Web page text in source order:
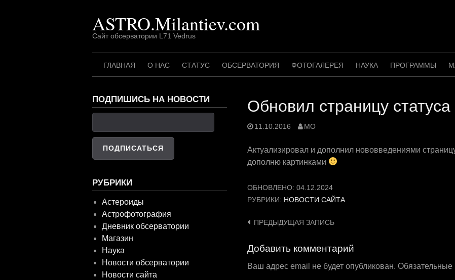
ASTRO.Milantiev.com
Сайт обсерватории L71 Vedrus
ГЛАВНАЯ О НАС СТАТУС ОБСЕРВАТОРИЯ ФОТОГАЛЕРЕЯ НАУКА ПРОГРАММЫ
Обновил страницу
11.10.2016 MO
Актуализировал и дополнил нововведениями
дополню картинками
ОБНОВЛЕНО: 04.12.2024
РУБРИКИ: НОВОСТИ САЙТА
Навигация
записям
ПРЕДЫДУЩАЯ ЗАПИСЬ
Добавить комментарий
Ваш адрес email не будет опубликован.
ПОДПИШИСЬ НА НОВОСТИ
РУБРИКИ
Астероиды
Астрофотография
Дневник обсерватории
Магазин
Наука
Новости обсерватории
Новости сайта